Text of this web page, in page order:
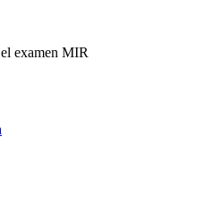
examen MIR